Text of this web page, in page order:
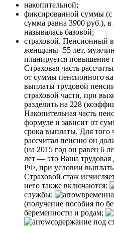
накопительной;
фиксированной суммы (с
сумма равна 3900 руб.),
называлась базовой;
страховой. Пенсионный
женщины -55 лет,
планируется повышение
Страховая часть
от суммы пенсионного
выплаты трудовой
страховой части, при
разделить на 228
Накопительная часть
формуле и зависит от
срока выплаты. Для
рассчитал пенсию он
(на 2015 год он равен 6
лет — это Ваша трудовая
РФ, при условии
Страховой стаж
него также включаются:
службы;
(получение пособия по
беременности и родам;
содержание под